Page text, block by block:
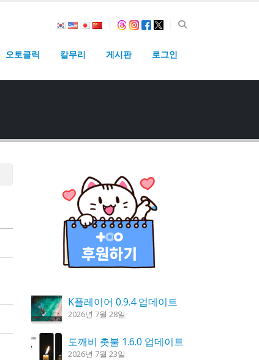
오토클릭 칼무리 게시판 로그인
K플레이어 0.9.4 업데이트
2026년 7월 28일
도깨비 촛불 1.6.0 업데이트
2026년 7월 23일